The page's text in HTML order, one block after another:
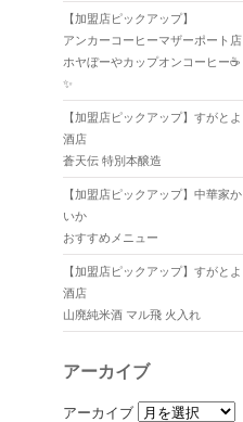
【加盟店ピックアップ】
アンカーコーヒーマザーポート店
ホヤぼーやカップオンコーヒー☕
✨
【加盟店ピックアップ】すがとよ
酒店
蒼天伝 特別本醸造
【加盟店ピックアップ】中華家か
いか
おすすめメニュー
【加盟店ピックアップ】すがとよ
酒店
山廃純米酒 マル飛 火入れ
アーカイブ
アーカイブ